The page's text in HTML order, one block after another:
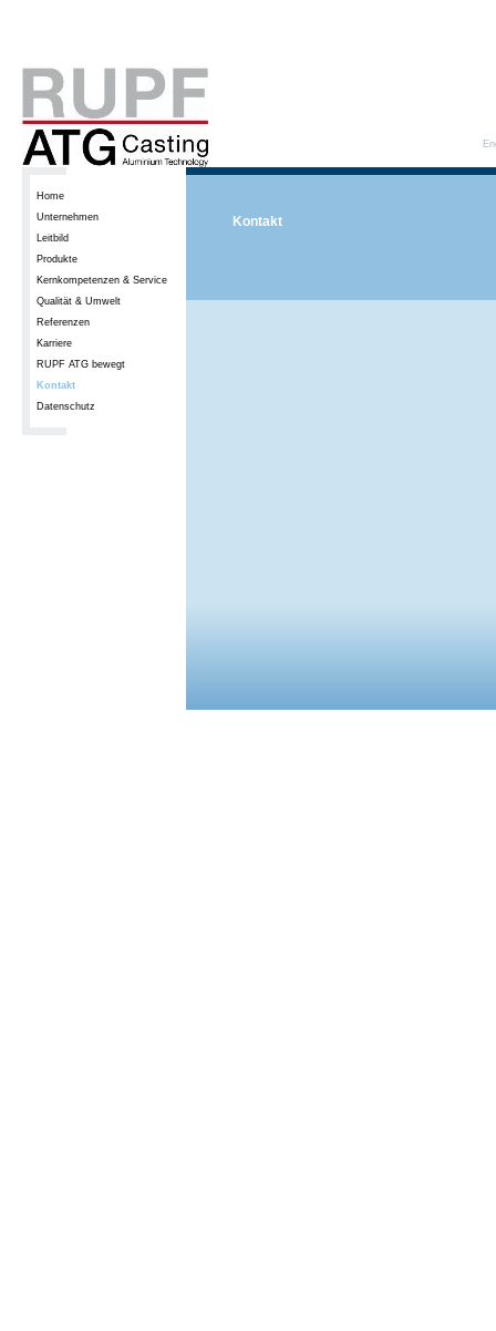
Home
Unternehmen
Leitbild
Produkte
Kernkompetenzen & Service
Qualität & Umwelt
Referenzen
Karriere
RUPF ATG bewegt
Kontakt
Datenschutz
Kontakt